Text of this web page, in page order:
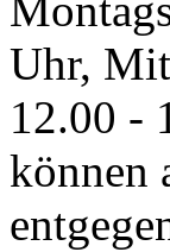
Uhr,
12.00 -
können